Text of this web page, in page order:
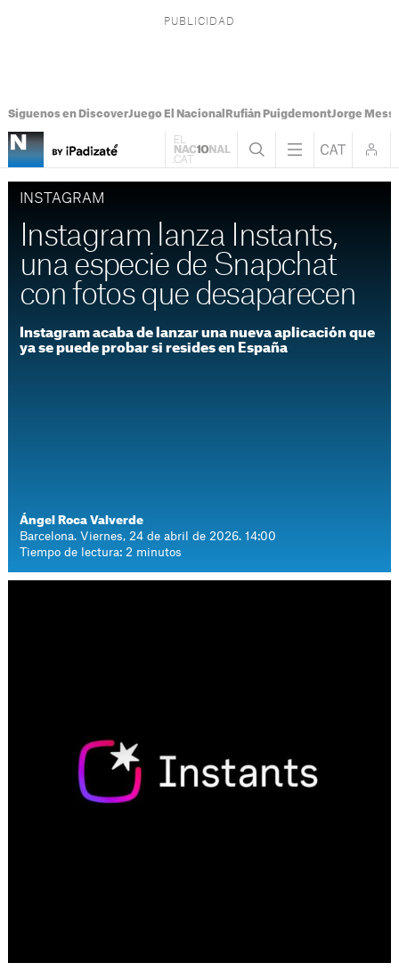
Síguenos en DiscoverJuego El Nacional Rufián PuigdemontJorge Messi
INSTAGRAM
Instagram lanza Instants,
una especie de Snapchat
con fotos que desaparecen
Instagram acaba de lanzar una nueva aplicación que
ya se puede probar si resides en España
Ángel Roca Valverde
Barcelona. Viernes, 24 de abril de 2026. 14:00
Tiempo de lectura: 2 minutos